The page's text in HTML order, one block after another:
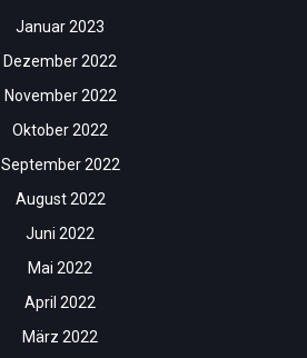
Januar 2023
Dezember 2022
November 2022
Oktober 2022
September 2022
August 2022
Juni 2022
Mai 2022
April 2022
März 2022